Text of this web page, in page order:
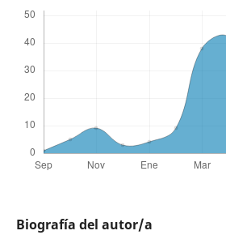
Biografía del autor/a